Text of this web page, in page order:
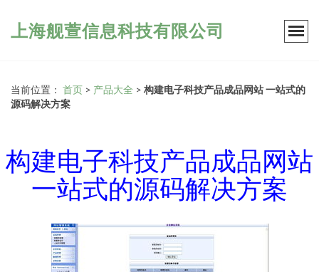
上海舰萱信息科技有限公司
当前位置： 首页 > 产品大全 > 构建电子科技产品成品网站 一站式的
源码解决方案
构建电子科技产品成品网站
一站式的源码解决方案